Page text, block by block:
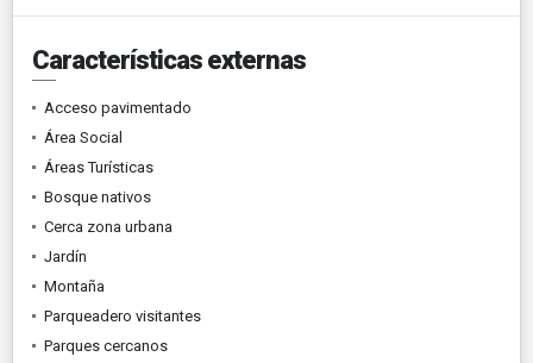
Características externas
Acceso pavimentado
Área Social
Áreas Turísticas
Bosque nativos
Cerca zona urbana
Jardín
Montaña
Parqueadero visitantes
Parques cercanos